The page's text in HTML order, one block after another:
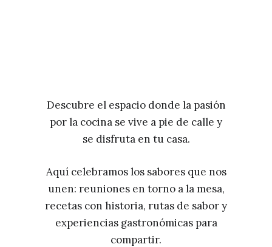
Descubre el espacio donde la pasión
por la cocina se vive a pie de calle y
se disfruta en tu casa.
Aquí celebramos los sabores que nos
unen: reuniones en torno a la mesa,
recetas con historia, rutas de sabor y
experiencias gastronómicas para
compartir.